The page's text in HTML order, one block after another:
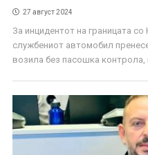
27 август 2024
За инцидентот на границата со
службениот автомобил
возила без пасошка контрола,